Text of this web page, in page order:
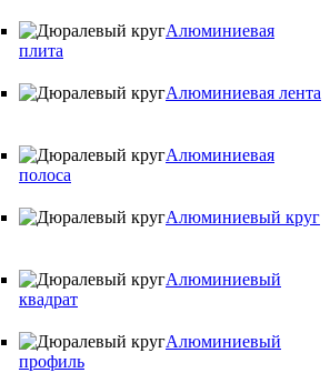
Алюминиевая
плита
Алюминиевая лента
Алюминиевая
полоса
Алюминиевый круг
Алюминиевый
квадрат
Алюминиевый
профиль